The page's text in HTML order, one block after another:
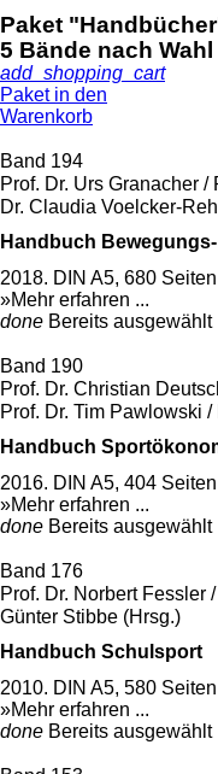
Paket
5 Bände nach
add_shopping_cart
Paket in den
Warenkorb
Band 194
Prof. Dr. Urs Granacher
Dr. Claudia Voelcker-
Handbuch
2018. DIN A5, 680 Seiten
»Mehr erfahren ...
done Bereits ausgewählt
Band 190
Prof. Dr. Christian
Prof. Dr. Tim Pawlowski
Handbuch
2016. DIN A5, 404 Seiten
»Mehr erfahren ...
done Bereits ausgewählt
Band 176
Prof. Dr. Norbert Fessler
Günter Stibbe (Hrsg.)
Handbuch Schulsport
2010. DIN A5, 580 Seiten
»Mehr erfahren ...
done Bereits ausgewählt